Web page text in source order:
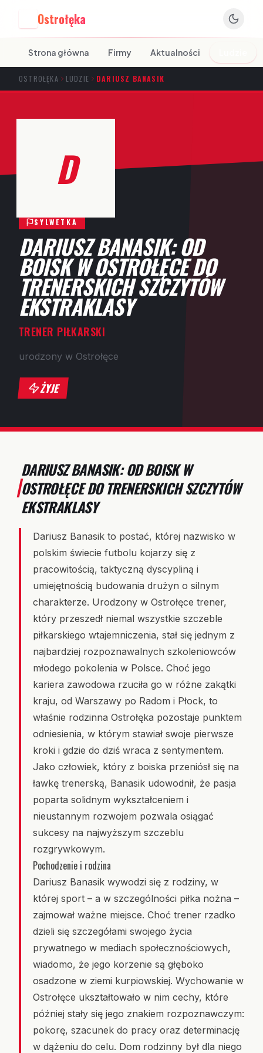
Ostrołęka
Strona główna Firmy Aktualności
OSTROŁĘKA LUDZIE DARIUSZ BANASIK
D
SYLWETKA
DARIUSZ BANASIK: OD
BOISK W OSTROŁĘCE DO
TRENERSKICH SZCZYTÓW
EKSTRAKLASY
TRENER PIŁKARSKI
urodzony w Ostrołęce
ŻYJE
DARIUSZ BANASIK: OD BOISK W
OSTROŁĘCE DO TRENERSKICH SZCZYTÓW
EKSTRAKLASY
Dariusz Banasik to postać, której nazwisko w
polskim świecie futbolu kojarzy się z
pracowitością, taktyczną dyscypliną i
umiejętnością budowania drużyn o silnym
charakterze. Urodzony w Ostrołęce trener,
który przeszedł niemal wszystkie szczeble
piłkarskiego wtajemniczenia, stał się jednym z
najbardziej rozpoznawalnych szkoleniowców
młodego pokolenia w Polsce. Choć jego
kariera zawodowa rzuciła go w różne zakątki
kraju, od Warszawy po Radom i Płock, to
właśnie rodzinna Ostrołęka pozostaje punktem
odniesienia, w którym stawiał swoje pierwsze
kroki i gdzie do dziś wraca z sentymentem.
Jako człowiek, który z boiska przeniósł się na
ławkę trenerską, Banasik udowodnił, że pasja
poparta solidnym wykształceniem i
nieustannym rozwojem pozwala osiągać
sukcesy na najwyższym szczeblu
rozgrywkowym.
Pochodzenie i rodzina
Dariusz Banasik wywodzi się z rodziny, w
której sport – a w szczególności piłka nożna –
zajmował ważne miejsce. Choć trener rzadko
dzieli się szczegółami swojego życia
prywatnego w mediach społecznościowych,
wiadomo, że jego korzenie są głęboko
osadzone w ziemi kurpiowskiej. Wychowanie w
Ostrołęce ukształtowało w nim cechy, które
później stały się jego znakiem rozpoznawczym:
pokorę, szacunek do pracy oraz determinację
w dążeniu do celu. Dom rodzinny był dla niego